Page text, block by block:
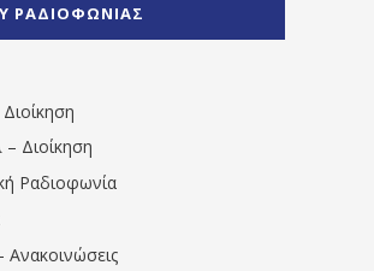
" artist="" ]
ΡΑΔΙΟΦΩΝΙΑΣ
Διοίκηση
Ραδιοφωνία
Ανακοινώσεις